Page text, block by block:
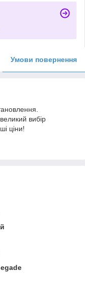
Умови повернення
вибір
ціни!